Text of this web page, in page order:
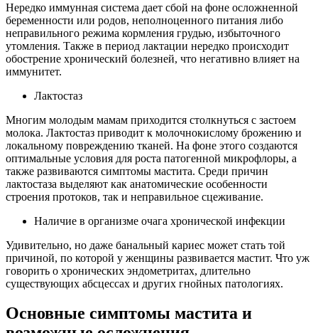
Нередко иммунная система дает сбой на фоне осложненной
беременности или родов, неполноценного питания либо
неправильного режима кормления грудью, избыточного
утомления. Также в период лактации нередко происходит
обострение хронический болезней, что негативно влияет на
иммунитет.
Лактостаз
Многим молодым мамам приходится столкнуться с застоем
молока. Лактостаз приводит к молочнокислому брожению и
локальному повреждению тканей. На фоне этого создаются
оптимальные условия для роста патогенной микрофлоры, а
также развиваются симптомы мастита. Среди причин
лактостаза выделяют как анатомические особенности
строения протоков, так и неправильное сцеживание.
Наличие в организме очага хронической инфекции
Удивительно, но даже банальный кариес может стать той
причиной, по которой у женщины развивается мастит. Что уж
говорить о хронических эндометритах, длительно
существующих абсцессах и других гнойных патологиях.
Основные симптомы мастита и